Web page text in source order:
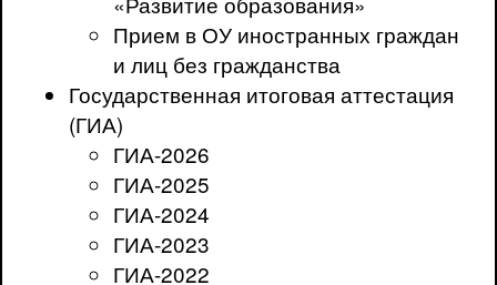
Прием в ОУ иностранных граждан
и лиц без гражданства
Государственная итоговая аттестация
(ГИА)
ГИА-2026
ГИА-2025
ГИА-2024
ГИА-2023
ГИА-2022